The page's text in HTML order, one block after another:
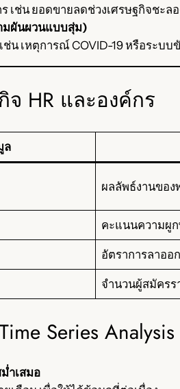
เช่น ยอดขายลดช่วงเศรษฐกิจชะล
มผันผวนแบบสุ่ม)
น เหตุการณ์ COVID-19 หรือระบบ
HR และองค์กร
ล
ผลลัพธ์งานของ
คะแนนความผู
อัตราการลาออ
จำนวนผู้สมัคร
Series Analysis
ำเสมอ